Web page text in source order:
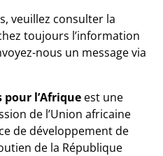
veuillez consulter la
toujours l’information
nous un message via
pour l’Afrique est une
de l’Union africaine
de développement de
de la République